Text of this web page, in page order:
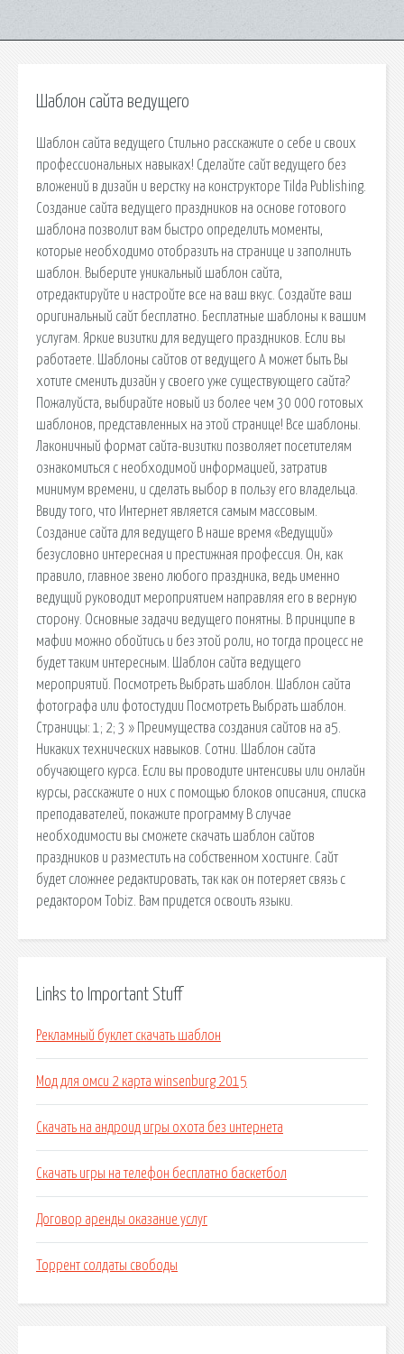
Шаблон сайта ведущего
Шаблон сайта ведущего Стильно расскажите о себе и своих
профессиональных навыках! Сделайте сайт ведущего без
вложений в дизайн и верстку на конструкторе Tilda Publishing.
Создание сайта ведущего праздников на основе готового
шаблона позволит вам быстро определить моменты,
которые необходимо отобразить на странице и заполнить
шаблон. Выберите уникальный шаблон сайта,
отредактируйте и настройте все на ваш вкус. Создайте ваш
оригинальный сайт бесплатно. Бесплатные шаблоны к вашим
услугам. Яркие визитки для ведущего праздников. Если вы
работаете. Шаблоны сайтов от ведущего А может быть Вы
хотите сменить дизайн у своего уже существующего сайта?
Пожалуйста, выбирайте новый из более чем 30 000 готовых
шаблонов, представленных на этой странице! Все шаблоны.
Лаконичный формат сайта-визитки позволяет посетителям
ознакомиться с необходимой информацией, затратив
минимум времени, и сделать выбор в пользу его владельца.
Ввиду того, что Интернет является самым массовым.
Создание сайта для ведущего В наше время «Ведущий»
безусловно интересная и престижная профессия. Он, как
правило, главное звено любого праздника, ведь именно
ведущий руководит мероприятием направляя его в верную
сторону. Основные задачи ведущего понятны. В принципе в
мафии можно обойтись и без этой роли, но тогда процесс не
будет таким интересным. Шаблон сайта ведущего
мероприятий. Посмотреть Выбрать шаблон. Шаблон сайта
фотографа или фотостудии Посмотреть Выбрать шаблон.
Страницы: 1; 2; 3 » Преимущества создания сайтов на a5.
Никаких технических навыков. Сотни. Шаблон сайта
обучающего курса. Если вы проводите интенсивы или онлайн
курсы, расскажите о них с помощью блоков описания, списка
преподавателей, покажите программу В случае
необходимости вы сможете скачать шаблон сайтов
праздников и разместить на собственном хостинге. Сайт
будет сложнее редактировать, так как он потеряет связь с
редактором Tobiz. Вам придется освоить языки.
Links to Important Stuff
Рекламный буклет скачать шаблон
Мод для омси 2 карта winsenburg 2015
Скачать на андроид игры охота без интернета
Скачать игры на телефон бесплатно баскетбол
Договор аренды оказание услуг
Торрент солдаты свободы